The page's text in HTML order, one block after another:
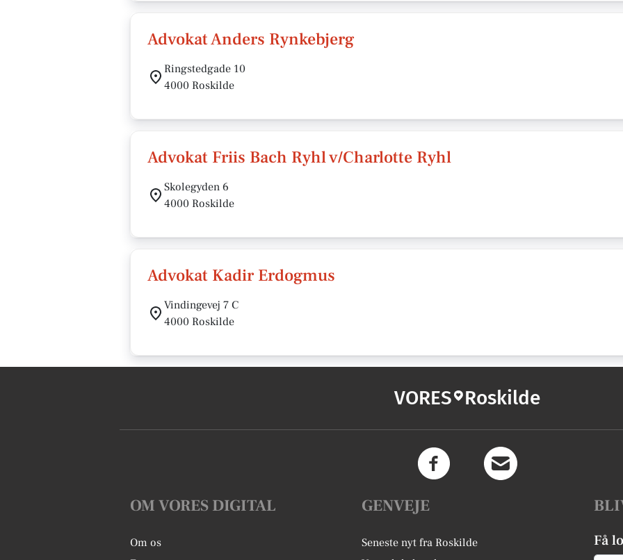
Advokat Anders Rynkebjerg
Ringstedgade 10
4000 Roskilde
Advokat Friis Bach Ryhl v/Charlotte Ryhl
Skolegyden 6
4000 Roskilde
Advokat Kadir Erdogmus
Vindingevej 7 C
4000 Roskilde
VORES Roskilde
OM VORES DIGITAL
Om os
GENVEJE
Seneste nyt fra Roskilde
Få